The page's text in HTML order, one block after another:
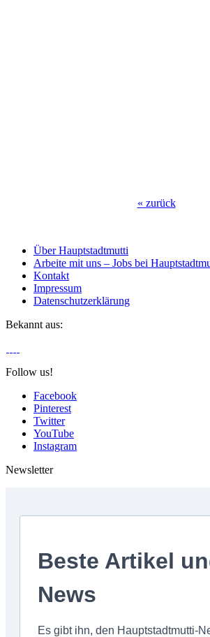
« zurück
Über Hauptstadtmutti
Arbeite mit uns – Jobs bei
Kontakt
Impressum
Datenschutzerklärung
Bekannt aus:
Follow us!
Facebook
Pinterest
Twitter
YouTube
Instagram
Newsletter